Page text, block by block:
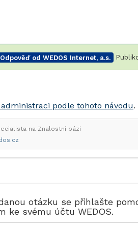
Odpověď od WEDOS Internet, a.s.
podle tohoto návodu.
na Znalostní bázi
otázku se přihlašte
ke svému účtu WEDOS.